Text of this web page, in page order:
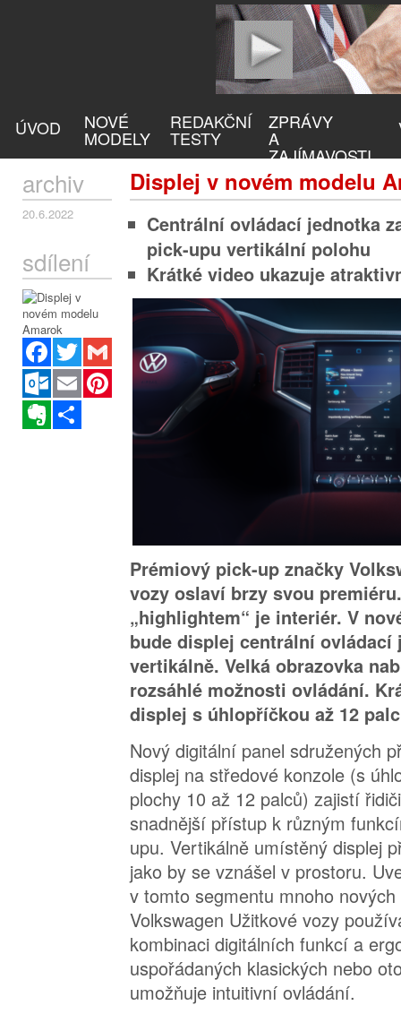
ÚVOD NOVÉ
MODELY
REDAKČNÍ
TESTY
ZPRÁVY
A
ZAJÍMAVOSTI
Displej v novém modelu
archiv
20.6.2022
sdílení
Facebook
Twitter
Gmail
Outlook.com
Email
Pinterest
Evernote
Centrální ovládací jednotka
pick-upu vertikální polohu
Krátké video ukazuje
Prémiový pick-up značky
vozy oslaví brzy svou
„highlightem“ je interiér. V
bude displej centrální ovládací
vertikálně. Velká obrazovka
rozsáhlé možnosti ovládání.
displej s úhlopříčkou až 12
Nový digitální panel sdružených
displej na středové konzole (s
plochy 10 až 12 palců) zajistí
snadnější přístup k různým
upu. Vertikálně umístěný displej
jako by se vznášel v prostoru.
v tomto segmentu mnoho
Volkswagen Užitkové vozy
kombinaci digitálních funkcí a
uspořádaných klasických nebo
umožňuje intuitivní ovládání.